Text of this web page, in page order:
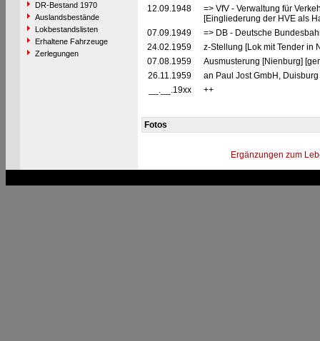
DR-Bestand 1970
Auslandsbestände
Lokbestandslisten
Erhaltene Fahrzeuge
Zerlegungen
12.09.1948
=> VfV - Verwaltung für
[Eingliederung der HVE als
07.09.1949
=> DB - Deutsche
24.02.1959
z-Stellung [Lok mit Tender in
07.08.1959
Ausmusterung [Nienburg]
26.11.1959
an Paul Jost GmbH,
__.__.19xx
++
Fotos
Ergänzungen zum